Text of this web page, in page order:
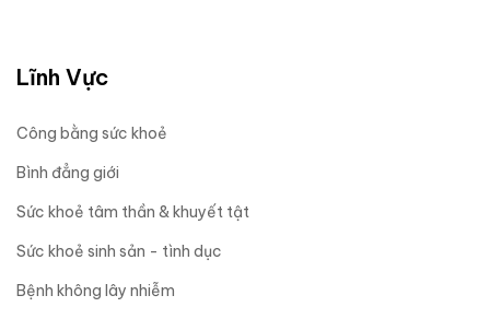
Lĩnh Vực
Công bằng sức khoẻ
Bình đẳng giới
Sức khoẻ tâm thần & khuyết tật
Sức khoẻ sinh sản - tình dục
Bệnh không lây nhiễm